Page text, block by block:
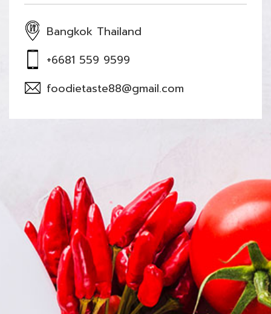
Bangkok Thailand
+6681 559 9599
foodietaste88@gmail.com